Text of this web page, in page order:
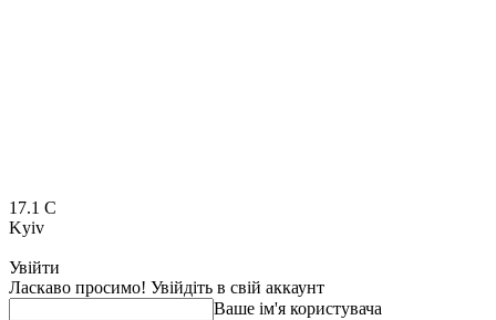
17.1 C
Kyiv
Увійти
Ласкаво просимо! Увійдіть в свій аккаунт
Ваше ім'я користувача